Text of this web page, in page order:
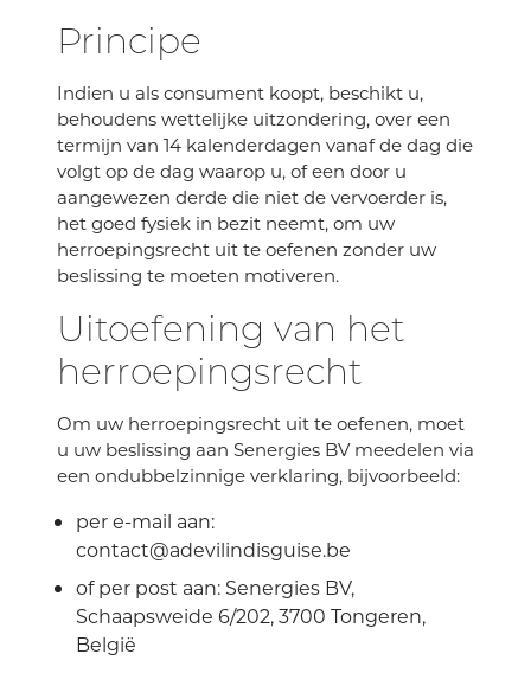
Principe
Indien u als consument koopt, beschikt u,
behoudens wettelijke uitzondering, over een
termijn van 14 kalenderdagen vanaf de dag die
volgt op de dag waarop u, of een door u
aangewezen derde die niet de vervoerder is,
het goed fysiek in bezit neemt, om uw
herroepingsrecht uit te oefenen zonder uw
beslissing te moeten motiveren.
Uitoefening van het
herroepingsrecht
Om uw herroepingsrecht uit te oefenen, moet
u uw beslissing aan Senergies BV meedelen via
een ondubbelzinnige verklaring, bijvoorbeeld:
per e-mail aan:
contact@adevilindisguise.be
of per post aan: Senergies BV,
Schaapsweide 6/202, 3700 Tongeren,
België